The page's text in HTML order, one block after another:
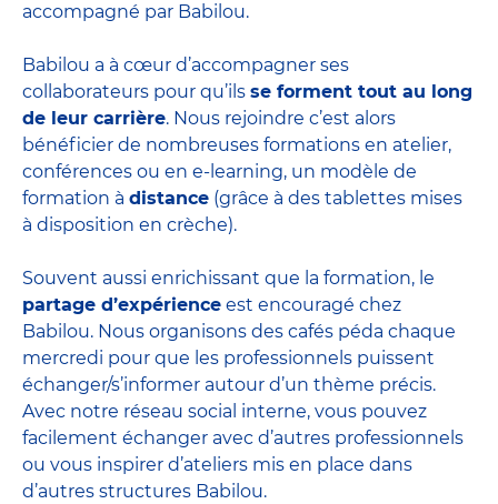
accompagné par Babilou.
Babilou a à cœur d’accompagner ses
collaborateurs pour qu’ils se forment tout au long
de leur carrière. Nous rejoindre c’est alors
bénéficier de nombreuses formations en atelier,
conférences ou en e-learning, un modèle de
formation à distance (grâce à des tablettes mises
à disposition en crèche).
Souvent aussi enrichissant que la formation, le
partage d’expérience est encouragé chez
Babilou. Nous organisons des cafés péda chaque
mercredi pour que les professionnels puissent
échanger/s’informer autour d’un thème précis.
Avec notre réseau social interne, vous pouvez
facilement échanger avec d’autres professionnels
ou vous inspirer d’ateliers mis en place dans
d’autres structures Babilou.